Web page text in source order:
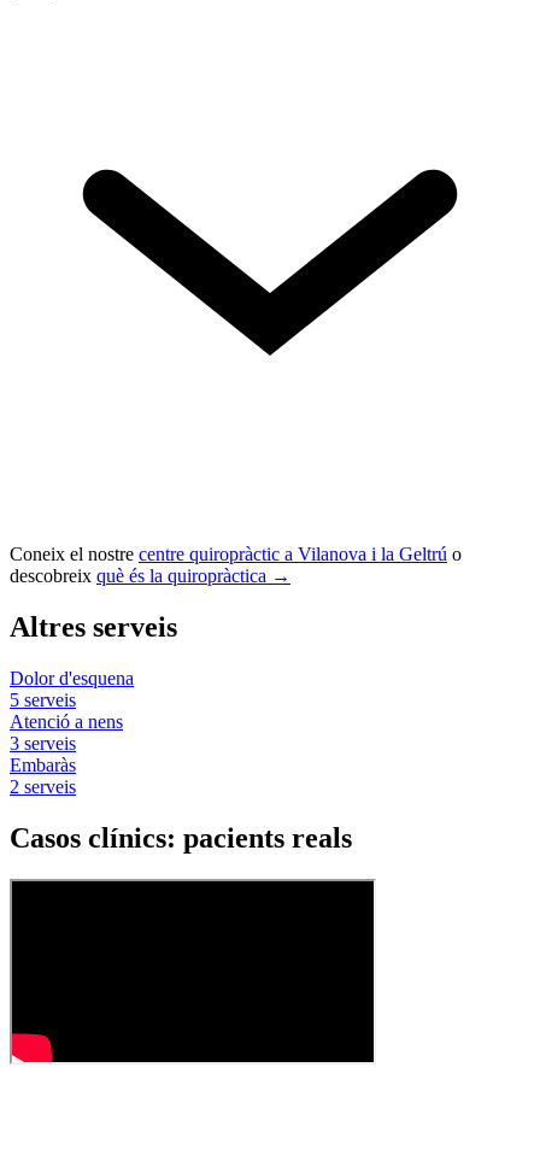
Coneix el nostre centre quiropràctic a Vilanova i la Geltrú o
descobreix què és la quiropràctica →
Altres serveis
Dolor d'esquena
5 serveis
Atenció a nens
3 serveis
Embaràs
2 serveis
Casos clínics: pacients reals